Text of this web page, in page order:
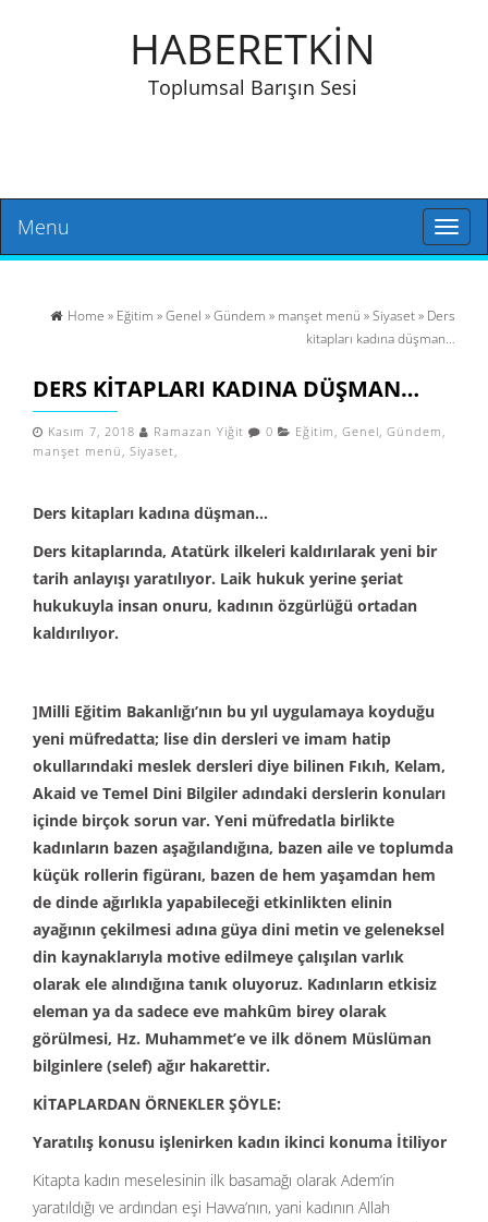
HABERETKİN
Toplumsal Barışın Sesi
Toggle
Menu
Home » Eğitim »Genel »Gündem » manşet menü »Siyaset» Ders
kitapları kadına düşman…
DERS KITAPLARI KADINA DÜŞMAN…
Kasım 7, 2018 Ramazan Yiğit 0 Eğitim , Genel, Gündem ,
manşet menü , Siyaset,
Ders kitapları kadına düşman…
Ders kitaplarında, Atatürk ilkeleri kaldırılarak yeni bir
tarih anlayışı yaratılıyor. Laik hukuk yerine şeriat
hukukuyla insan onuru, kadının özgürlüğü ortadan
kaldırılıyor.
]Milli Eğitim Bakanlığı’nın bu yıl uygulamaya koyduğu
yeni müfredatta; lise din dersleri ve imam hatip
okullarındaki meslek dersleri diye bilinen Fıkıh, Kelam,
Akaid ve Temel Dini Bilgiler adındaki derslerin konuları
içinde birçok sorun var. Yeni müfredatla birlikte
kadınların bazen aşağılandığına, bazen aile ve toplumda
küçük rollerin figüranı, bazen de hem yaşamdan hem
de dinde ağırlıkla yapabileceği etkinlikten elinin
ayağının çekilmesi adına güya dini metin ve geleneksel
din kaynaklarıyla motive edilmeye çalışılan varlık
olarak ele alındığına tanık oluyoruz. Kadınların etkisiz
eleman ya da sadece eve mahkûm birey olarak
görülmesi, Hz. Muhammet’e ve ilk dönem Müslüman
bilginlere (selef) ağır hakarettir.
KİTAPLARDAN ÖRNEKLER ŞÖYLE:
Yaratılış konusu işlenirken kadın ikinci konuma İtiliyor
Kitapta kadın meselesinin ilk basamağı olarak Adem’in
yaratıldığı ve ardından eşi Havva’nın, yani kadının Allah